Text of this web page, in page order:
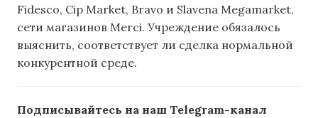
Fidesco, Cip Market, Bravo и Slavena Megamarket,
сети магазинов Merci. Учреждение обязалось
выяснить, соответствует ли сделка нормальной
конкурентной среде.
Подписывайтесь на наш Telegram-канал